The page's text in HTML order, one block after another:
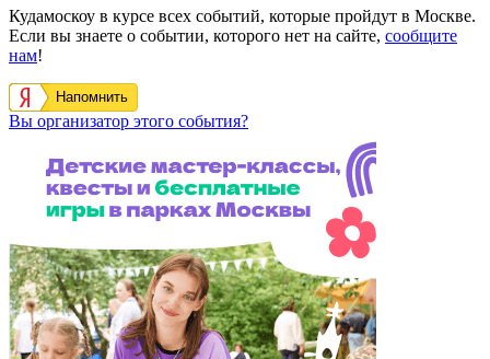
Кудамоскоу в курсе всех событий, которые пройдут в Москве.
Если вы знаете о событии, которого нет на сайте, сообщите
нам!
Напомнить
Вы организатор этого события?